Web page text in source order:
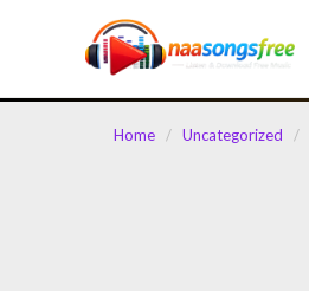
Home / Uncategorized /